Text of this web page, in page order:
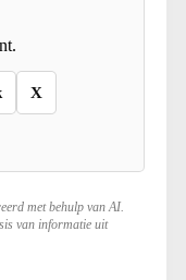
X
met behulp van AI.
van informatie uit